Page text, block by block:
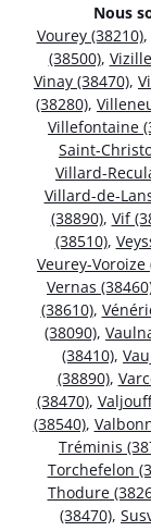
Nous
Vourey (38210),
(38500),
Vinay (38470),
(38280),
Villefontaine
Saint-
Villard-
Villard-de-
(38890), Vif
(38510),
Veurey-Voroize
Vernas
(38610),
(38090),
(38410),
(38890),
(38470),
(38540),
Tréminis
Torchefelon
Thodure
(38470),